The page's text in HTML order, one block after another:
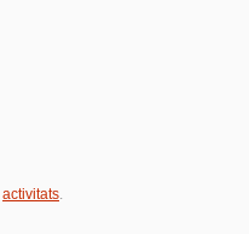
activitats.